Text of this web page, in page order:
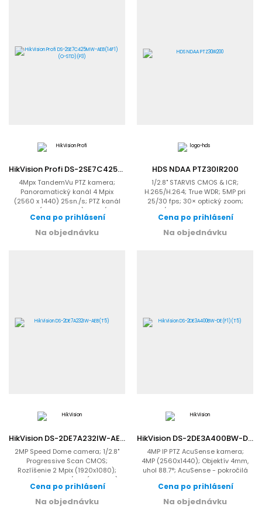
HikVision Profi DS-2SE7C425MW-AEB(14F1)(O-STD)(P3)
4Mpx TandemVu PTZ kamera;
Panoramatický kanál 4 Mpix
(2560 x 1440) 25sn./s; PTZ kanál
2Mpix (2560 x 1440) 25sn./s;...
Cena po prihlásení
Na objednávku
HDS NDAA PTZ30IR200
1/2.8" STARVIS CMOS & ICR;
H.265/H.264; True WDR; 5MP pri
25/30 fps; 30× optický zoom;
DC36V/Hi-POE; IR dosah až 200...
Cena po prihlásení
Na objednávku
HikVision DS-2DE7A232IW-AEB(T5)
2MP Speed Dome camera; 1/2.8"
Progressive Scan CMOS;
Rozlíšenie 2 Mpix (1920x1080);
Citlivosť 0.005Lux/F1.6 (farebne)...
Cena po prihlásení
Na objednávku
HikVision DS-2DE3A400BW-DE(F1)(T5)
4MP IP PTZ AcuSense kamera;
4MP (2560x1440); Objektív 4mm,
uhol 88.7°; AcuSense - pokročilá
analýza osôb a vozidiel;...
Cena po prihlásení
Na objednávku